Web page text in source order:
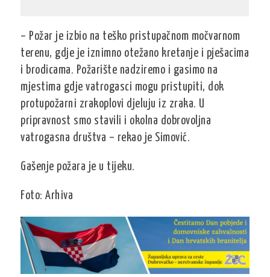
– Požar je izbio na teško pristupačnom močvarnom
terenu, gdje je iznimno otežano kretanje i pješacima
i brodicama. Požarište nadziremo i gasimo na
mjestima gdje vatrogasci mogu pristupiti, dok
protupožarni zrakoplovi djeluju iz zraka. U
pripravnost smo stavili i okolna dobrovoljna
vatrogasna društva – rekao je Simović.
Gašenje požara je u tijeku.
Foto: Arhiva